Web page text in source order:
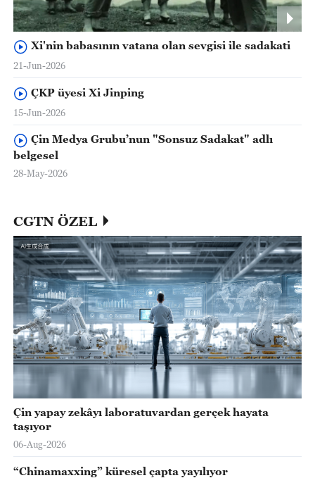
Xi'nin babasının vatana olan sevgisi ile sadakati
21-Jun-2026
ÇKP üyesi Xi Jinping
15-Jun-2026
Çin Medya Grubu’nun "Sonsuz Sadakat" adlı
belgesel
28-May-2026
CGTN ÖZEL
Çin yapay zekâyı laboratuvardan gerçek hayata
taşıyor
06-Aug-2026
“Chinamaxxing” küresel çapta yayılıyor